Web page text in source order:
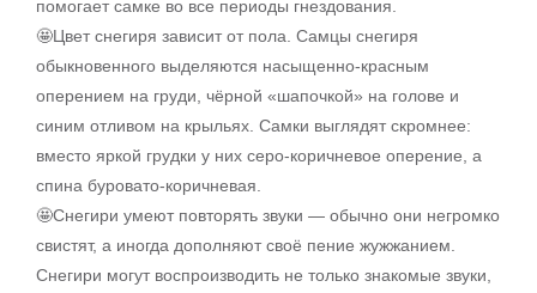
помогает самке во все периоды гнездования.
🤩Цвет снегиря зависит от пола. Самцы снегиря
обыкновенного выделяются насыщенно-красным
оперением на груди, чёрной «шапочкой» на голове и
синим отливом на крыльях. Самки выглядят скромнее:
вместо яркой грудки у них серо-коричневое оперение, а
спина буровато-коричневая.
🤩Снегири умеют повторять звуки — обычно они негромко
свистят, а иногда дополняют своё пение жужжанием.
Снегири могут воспроизводить не только знакомые звуки,